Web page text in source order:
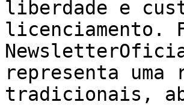
liberdade e
licenciamento.
representa uma
tradicionais,